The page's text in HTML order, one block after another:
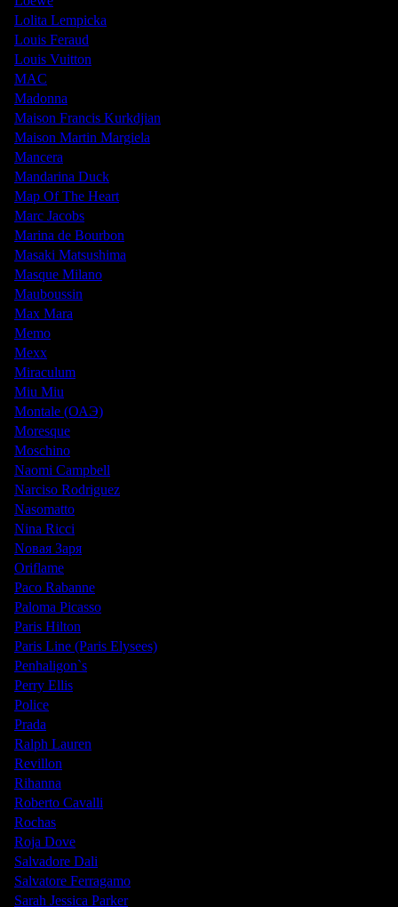
Lolita Lempicka
Louis Feraud
Louis Vuitton
MAC
Madonna
Maison Francis Kurkdjian
Maison Martin Margiela
Mancera
Mandarina Duck
Map Of The Heart
Marc Jacobs
Marina de Bourbon
Masaki Matsushima
Masque Milano
Mauboussin
Max Mara
Memo
Mexx
Miraculum
Miu Miu
Montale (ОАЭ)
Moresque
Moschino
Naomi Campbell
Narciso Rodriguez
Nasomatto
Nina Ricci
Nовая Заря
Oriflame
Paco Rabanne
Paloma Picasso
Paris Hilton
Paris Line (Paris Elysees)
Penhaligon`s
Perry Ellis
Police
Prada
Ralph Lauren
Revillon
Rihanna
Roberto Cavalli
Rochas
Roja Dove
Salvadore Dali
Salvatore Ferragamo
Sarah Jessica Parker